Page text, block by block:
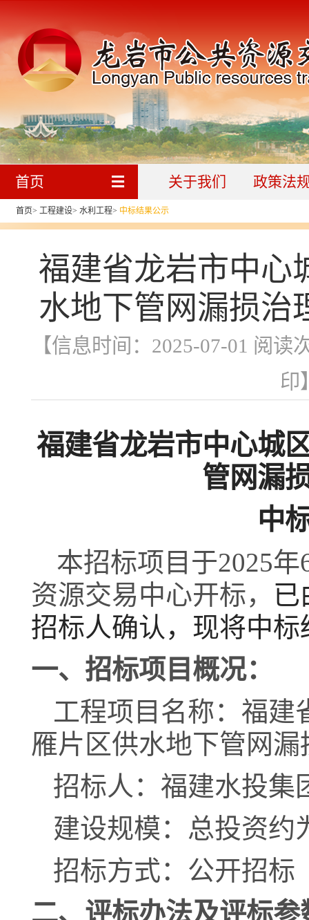
首页 关于我们 政策法
首页> 工程建设> 水利工程> 中标结果公示
福建省龙岩市中心
水地下管网漏损治
【信息时间：2025-07-01 阅读
印
福建省龙岩市中心城
管网漏
中
本招标项目 于2025年
资源交易中心开标， 已
招标人确认，现将中
一、招标项目概况：
工程项目名称： 福建
雁片区供水地下管网
招标人： 福建水投集
建设规模： 总投资约
招标方式：公开招标
二、评标办法及评标参